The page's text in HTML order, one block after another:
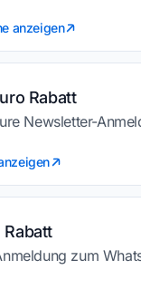
anzeigen
Rabatt
Newsletter-
Rabatt
zum